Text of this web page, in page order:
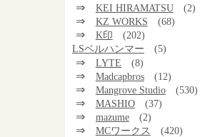
⇒ KEI HIRAMATSU (2)
⇒ KZ WORKS (68)
⇒ K印
(202)
LSベルハンマー
(5)
⇒ LYTE (8)
⇒ Madcapbros (12)
⇒ Mangrove Studio (530)
⇒ MASHIO (37)
⇒ mazume (2)
⇒ MCワークス (420)